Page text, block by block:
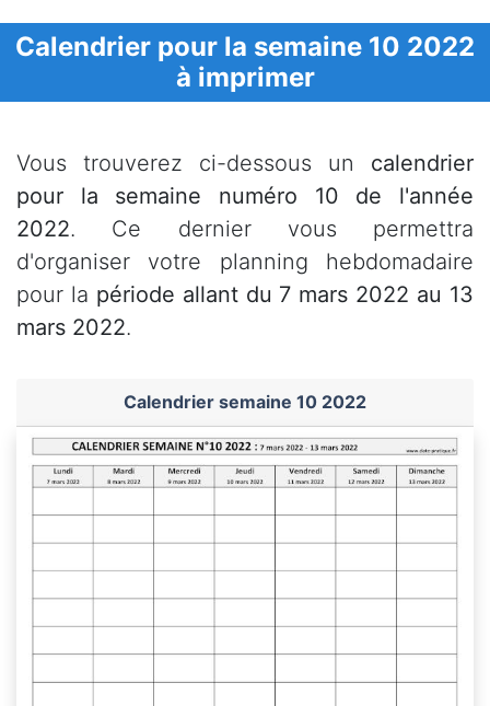
Calendrier pour la semaine 10 2022
à imprimer
Vous trouverez ci-dessous un calendrier
pour la semaine numéro 10 de l'année
2022. Ce dernier vous permettra
d'organiser votre planning hebdomadaire
pour la période allant du 7 mars 2022 au 13
mars 2022.
Calendrier semaine 10 2022